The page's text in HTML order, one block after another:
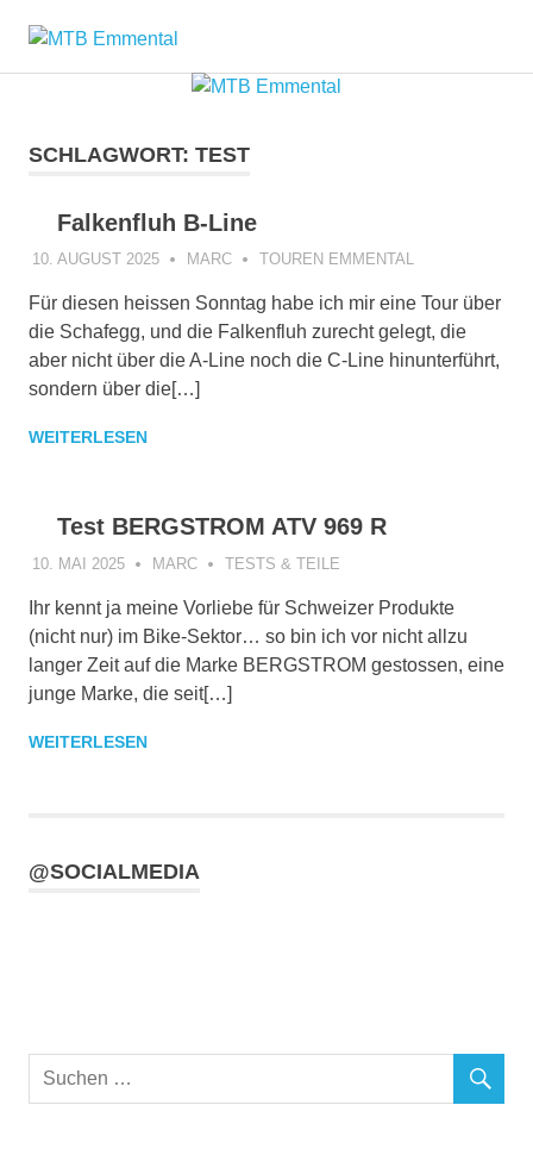
Inhalt
springen
Emmental
SCHLAGWORT: TEST
Falkenfluh B-Line
10. AUGUST 2025 MARC TOUREN EMMENTAL
Für diesen heissen Sonntag habe ich mir eine Tour über
die Schafegg, und die Falkenfluh zurecht gelegt, die
aber nicht über die A-Line noch die C-Line hinunterführt,
sondern über die[…]
WEITERLESEN
Test BERGSTROM ATV 969 R
10. MAI 2025 MARC TESTS & TEILE
Ihr kennt ja meine Vorliebe für Schweizer Produkte
(nicht nur) im Bike-Sektor… so bin ich vor nicht allzu
langer Zeit auf die Marke BERGSTROM gestossen, eine
junge Marke, die seit[…]
WEITERLESEN
@SOCIALMEDIA